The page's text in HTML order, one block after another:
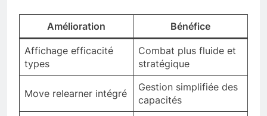
Amélioration Bénéfice
Affichage efficacité
types
Combat plus fluide et
stratégique
Move relearner intégré
Gestion simplifiée des
capacités